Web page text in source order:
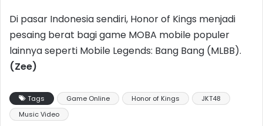
Di pasar Indonesia sendiri, Honor of Kings menjadi
pesaing berat bagi game MOBA mobile populer
lainnya seperti Mobile Legends: Bang Bang (MLBB).
(Zee)
Tags Game Online Honor of Kings
JKT48
Music Video